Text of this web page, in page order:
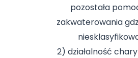
pozostała
zakwaterowania
2) działalność